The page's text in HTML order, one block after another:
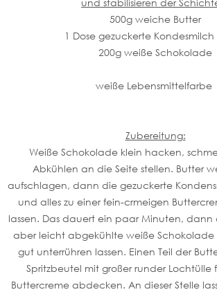
und stabilisieren der
500g weiche Butter
1 Dose gezuckerte Kondesmilch
200g weiße Schokolade
weiße Lebensmittelfarbe
Zubereitung:
Weiße Schokolade klein hacken,
Abkühlen an die Seite stellen. Butter
aufschlagen, dann die gezuckerte
und alles zu einer fein-crmeigen
lassen. Das dauert ein paar Minuten, dann
aber leicht abgekühlte weiße
gut unterrühren lassen. Einen Teil der
Spritzbeutel mit großer runder Lochtülle
Buttercreme abdecken. An dieser Stelle